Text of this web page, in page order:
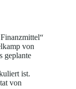
von
geplante
ist.
von